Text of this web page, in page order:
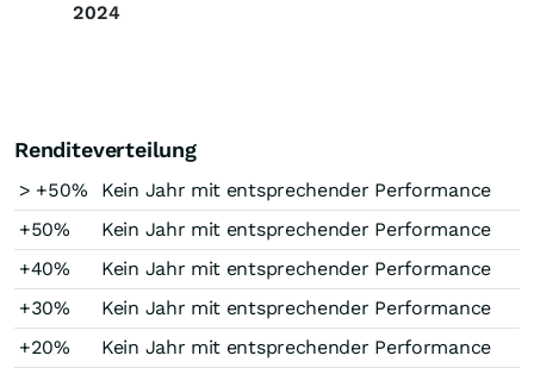
2024
Renditeverteilung
> +50%
Kein Jahr mit entsprechender Performance
+50%
Kein Jahr mit entsprechender Performance
+40%
Kein Jahr mit entsprechender Performance
+30%
Kein Jahr mit entsprechender Performance
+20%
Kein Jahr mit entsprechender Performance